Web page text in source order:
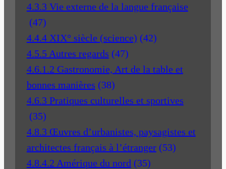
4.3.3 Vie externe de la langue française
(47)
4.4.4 XIX° siècle (science) (42)
4.5.5 Autres regards (47)
4.6.1.2 Gastronomie, Art de la table et
bonnes manières (38)
4.6.3 Pratiques culturelles et sportives
(35)
4.8.3 Œuvres d’urbanistes, paysagistes et
architectes français à l’étranger (53)
4.8.4.2 Amérique du nord (35)